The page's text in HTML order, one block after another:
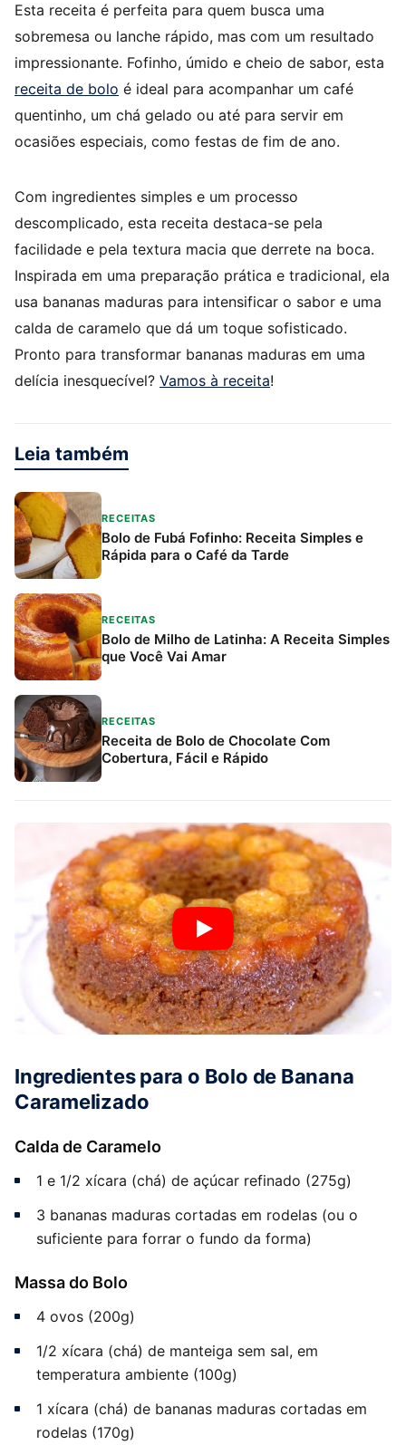
Esta receita é perfeita para quem busca uma
sobremesa ou lanche rápido, mas com um resultado
impressionante. Fofinho, úmido e cheio de sabor, esta
receita de bolo é ideal para acompanhar um café
quentinho, um chá gelado ou até para servir em
ocasiões especiais, como festas de fim de ano.
Com ingredientes simples e um processo
descomplicado, esta receita destaca-se pela
facilidade e pela textura macia que derrete na boca.
Inspirada em uma preparação prática e tradicional, ela
usa bananas maduras para intensificar o sabor e uma
calda de caramelo que dá um toque sofisticado.
Pronto para transformar bananas maduras em uma
delícia inesquecível? Vamos à receita!
Leia também
RECEITAS
Bolo de Fubá Fofinho: Receita Simples e
Rápida para o Café da Tarde
RECEITAS
Bolo de Milho de Latinha: A Receita Simples
que Você Vai Amar
RECEITAS
Receita de Bolo de Chocolate Com
Cobertura, Fácil e Rápido
Ingredientes para o Bolo de Banana
Caramelizado
Calda de Caramelo
1 e 1/2 xícara (chá) de açúcar refinado (275g)
3 bananas maduras cortadas em rodelas (ou o
suficiente para forrar o fundo da forma)
Massa do Bolo
4 ovos (200g)
1/2 xícara (chá) de manteiga sem sal, em
temperatura ambiente (100g)
1 xícara (chá) de bananas maduras cortadas em
rodelas (170g)